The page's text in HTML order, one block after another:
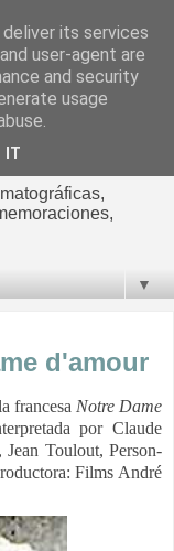
Jorge
▼
d'amour
francesa Notre Dame
por Claude
Jean Toulout, Person-
Films André
its services
user-agent are
and security
usage
IT